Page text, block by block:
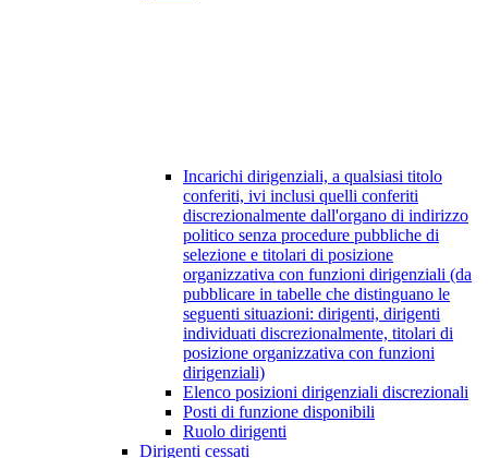
Incarichi dirigenziali, a qualsiasi titolo
conferiti, ivi inclusi quelli conferiti
discrezionalmente dall'organo di indirizzo
politico senza procedure pubbliche di
selezione e titolari di posizione
organizzativa con funzioni dirigenziali (da
pubblicare in tabelle che distinguano le
seguenti situazioni: dirigenti, dirigenti
individuati discrezionalmente, titolari di
posizione organizzativa con funzioni
dirigenziali)
Elenco posizioni dirigenziali discrezionali
Posti di funzione disponibili
Ruolo dirigenti
Dirigenti cessati